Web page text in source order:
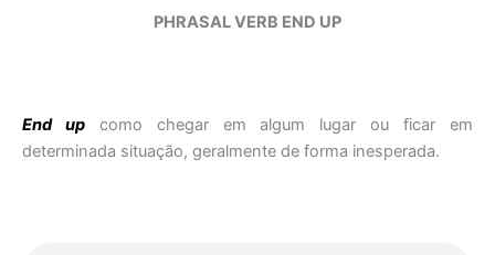
PHRASAL VERB END UP
End upcomo chegar em algum lugar ou ficar em
determinada situação, geralmente de forma inesperada.